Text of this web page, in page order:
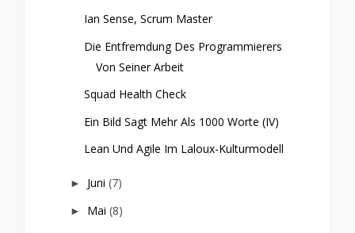
Ian Sense, Scrum Master
Die Entfremdung Des Programmierers
Von Seiner Arbeit
Squad Health Check
Ein Bild Sagt Mehr Als 1000 Worte (IV)
Lean Und Agile Im Laloux-Kulturmodell
► Juni (7)
► Mai (8)